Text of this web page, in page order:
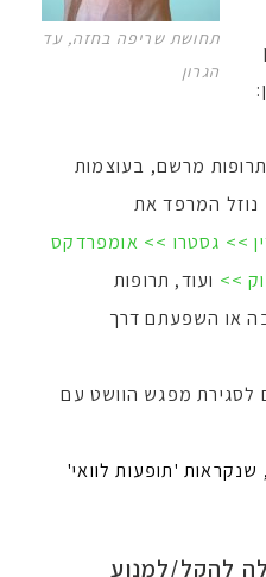
תחושת שריפה בחזה, עד
הגרון
תרופות מרשם, בעוצמות
נוזל המרפד את
>> גסטרו >> אומפרדקס
>> ועוד, תרופות
או השפעתם דרך
לסגירת מפגש הוושט עם
'תופעות לוואי'
להקל/למנוע